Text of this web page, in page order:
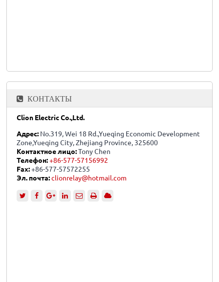
КОНТАКТЫ
Clion Electric Co.,Ltd.
Адрес: No.319, Wei 18 Rd.,Yueqing Economic Development
Zone,Yueqing City, Zhejiang Province, 325600
Контактное лицо:Tony Chen
Телефон: +86-577-57156992
Fax:+86-577-57572255
Эл. почта: clionrelay@hotmail.com